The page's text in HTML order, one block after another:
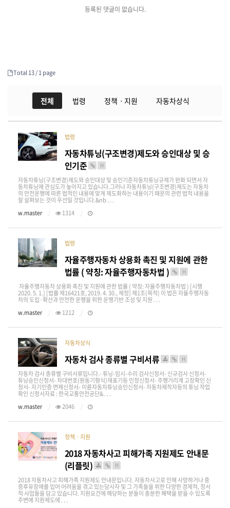
등록된 댓글이 없습니다.
Total 13 /1 page
전체 법령 정책ㆍ지원 자동차상식
법령
자동차튜닝(구조변경)제도와 승인대상 및 승
인기준
H
자동차튜닝(구조변경)제도와 승인대상 및 승인기준자동차튜닝규제가 완화 되면서 자
동차튜닝에 관심도가 높아지고 있습니다.그러나 자동차튜닝(구조변경)제도는 자동차
의 안전운행에 따른 법적인 내용에 맞게 제도화하는 내용이기 때문의 관련 법적 내용을
잘 살펴보는 것이 우선일 것입니다.&nb . . .
w.master
1314
법령
자율주행자동차 상용화 촉진 및 지원에 관한
법률 ( 약칭: 자율주행자동차법 )
H
자율주행자동차 상용화 촉진 및 지원에 관한 법률 ( 약칭: 자율주행자동차법 ) ​[시행
2020. 5. 1.] [법률 제16421호, 2019. 4. 30., 제정]​​ 제1조(목적) 이 법은 자율주행자동
차의 도입·확산과 안전한 운행을 위한 운행기반 조성 및 지원 . . .
w.master
1212
자동차상식
자동차 검사 종류별 구비서류 H
자동차 검사 종류별 구비서류입니다.- 튜닝-임시-수리 검사신청서​- 신규검사 신청서​-
튜닝승인신청서​- 차대번호(원동기형식)재표기등 인정신청서​- 주행거리계 고장확인 신
청서- 자기인증 면제신청서- 이륜자동차튜닝승인신청서- 자동차제작자등의 튜닝 작업
확인 신청서자료 : 한국교통안전공단& . . .
w.master
2046
정책ㆍ지원
2018 자동차사고 피해가족 지원제도 안내문
(리플릿)
H
2018 자동차사고 피해가족 지원제도 안내문입니다. 자동차사고로 인해 사망하거나 중
증후유장애를 입어 어려움을 겪고 있는당사자 및 그 가족들을 위한 다양한 경제적, 정서
적 사업들을 담고 있습니다. 지원요건에 해당하는 분들이 충분한 혜택을 받을 수 있도록
주변에 지원제도에 . . .